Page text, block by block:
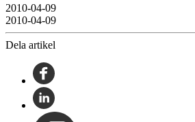
2010-04-09
2010-04-09
Dela artikel